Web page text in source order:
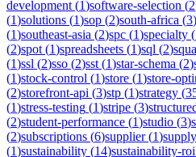
development (1)software-selection (2
(1)solutions (1)sop (2)south-africa (3)
(1)southeast-asia (2)spc (1)specialty (
(2)spot (1)spreadsheets (1)sql (2)
(1)ssl (2)sso (2)sst (1)star-schema (2)
(1)stock-control (1)store (1)store-
(2)storefront-api (3)stp (1)strategy (
(1)stress-testing (1)stripe (3)
(2)student-performance (1)studio (3)
(2)subscriptions (6)supplier(1)
(1)sustainability (14)sustainability-roi